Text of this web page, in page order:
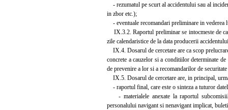
- rezumatul pe scurt al accidentului sau al
in zbor etc.);
- eventuale recomandari preliminare in vederea
IX.3.2. Raportul preliminar se intocmeste de
zile calendaristice de la data producerii
IX.4. Dosarul de cercetare are ca scop
concrete a cauzelor si a conditiilor determinate
de prevenire a lor si a recomandarilor de
IX.5. Dosarul de cercetare are, in principal,
- raportul final, care este o sinteza a tuturor
- materialele anexate la raportul
personalului navigant si nenavigant implicat,